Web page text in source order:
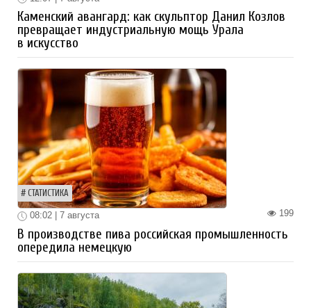
Каменский авангард: как скульптор Данил Козлов
превращает индустриальную мощь Урала
в искусство
СТАТИСТИКА
199
08:02 | 7 августа
В производстве пива российская промышленность
опередила немецкую